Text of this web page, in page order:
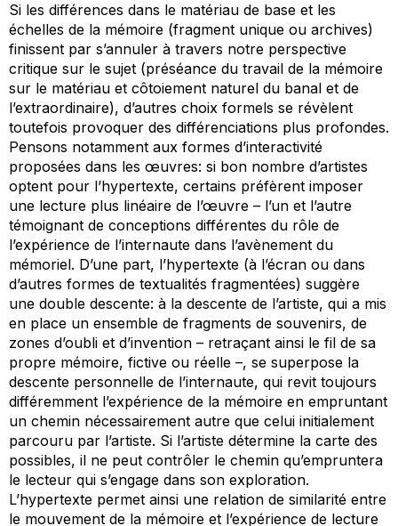
Si les différences dans le matériau de base et les
échelles de la mémoire (fragment unique ou archives)
finissent par s’annuler à travers notre perspective
critique sur le sujet (préséance du travail de la mémoire
sur le matériau et côtoiement naturel du banal et de
l’extraordinaire), d’autres choix formels se révèlent
toutefois provoquer des différenciations plus profondes.
Pensons notamment aux formes d’interactivité
proposées dans les œuvres: si bon nombre d’artistes
optent pour l’hypertexte, certains préfèrent imposer
une lecture plus linéaire de l’œuvre – l’un et l’autre
témoignant de conceptions différentes du rôle de
l’expérience de l’internaute dans l’avènement du
mémoriel. D’une part, l’hypertexte (à l’écran ou dans
d’autres formes de textualités fragmentées) suggère
une double descente: à la descente de l’artiste, qui a mis
en place un ensemble de fragments de souvenirs, de
zones d’oubli et d’invention – retraçant ainsi le fil de sa
propre mémoire, fictive ou réelle –, se superpose la
descente personnelle de l’internaute, qui revit toujours
différemment l’expérience de la mémoire en empruntant
un chemin nécessairement autre que celui initialement
parcouru par l’artiste. Si l’artiste détermine la carte des
possibles, il ne peut contrôler le chemin qu’empruntera
le lecteur qui s’engage dans son exploration.
L’hypertexte permet ainsi une relation de similarité entre
le mouvement de la mémoire et l’expérience de lecture